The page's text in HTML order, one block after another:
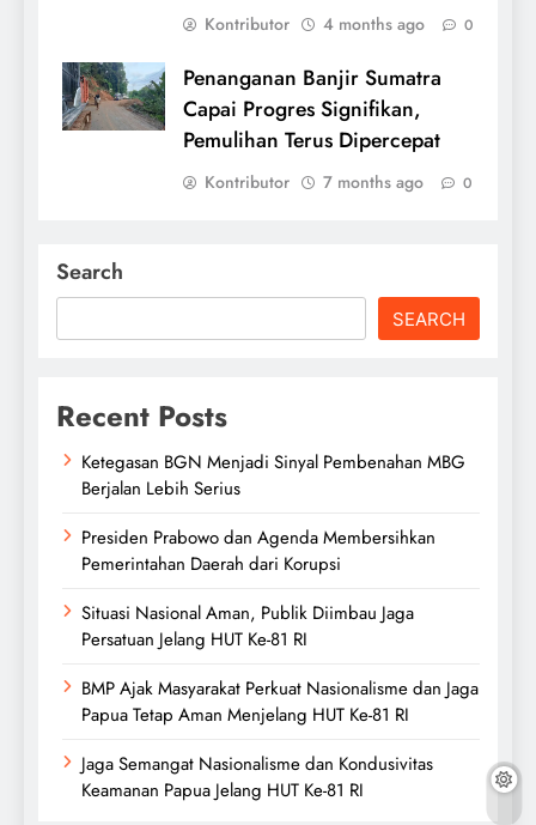
Kontributor 4 months ago 0
Penanganan Banjir Sumatra
Capai Progres Signifikan,
Pemulihan Terus Dipercepat
Kontributor 7 months ago 0
Search
SEARCH
Recent Posts
Ketegasan BGN Menjadi Sinyal Pembenahan MBG
Berjalan Lebih Serius
Presiden Prabowo dan Agenda Membersihkan
Pemerintahan Daerah dari Korupsi
Situasi Nasional Aman, Publik Diimbau Jaga
Persatuan Jelang HUT Ke-81 RI
BMP Ajak Masyarakat Perkuat Nasionalisme dan Jaga
Papua Tetap Aman Menjelang HUT Ke-81 RI
Jaga Semangat Nasionalisme dan Kondusivitas
Keamanan Papua Jelang HUT Ke-81 RI